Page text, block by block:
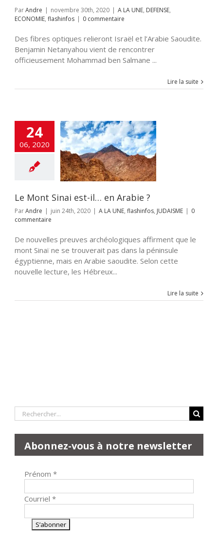
ParAndre | novembre 30th, 2020 | A LA UNE, DEFENSE,
ECONOMIE, flashinfos | 0 commentaire
Des fibres optiques relieront Israël et l’Arabie Saoudite.
Benjamin Netanyahou vient de rencontrer
officieusement Mohammad ben Salmane ...
Lire la suite
24
06, 2020
Sinai est-il…
flashinfos
Le Mont Sinai est-il… en Arabie ?
ParAndre | juin 24th, 2020 | A LA UNE, flashinfos, JUDAISME | 0
commentaire
De nouvelles preuves archéologiques affirment que le
mont Sinaï ne se trouverait pas dans la péninsule
égyptienne, mais en Arabie saoudite. Selon cette
nouvelle lecture, les Hébreux...
Lire la suite
Rechercher:
Abonnez-vous à notre newsletter
Prénom *
Courriel *